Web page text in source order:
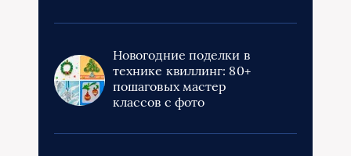
Новогодние поделки в
технике квиллинг: 80+
пошаговых мастер
классов с фото